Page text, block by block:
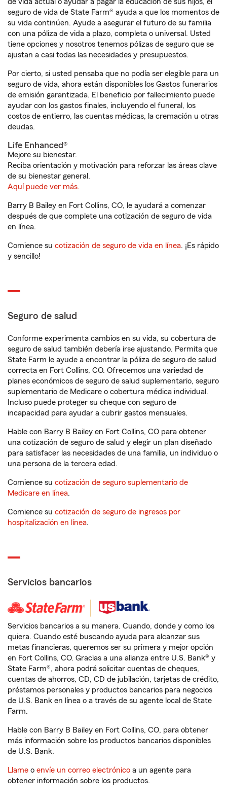
seguro de vida de State Farm® ayuda a que los momentos de
su vida continúen. Ayude a asegurar el futuro de su familia
con una póliza de vida a plazo, completa o universal. Usted
tiene opciones y nosotros tenemos pólizas de seguro que se
ajustan a casi todas las necesidades y presupuestos.
Por cierto, si usted pensaba que no podía ser elegible para un
seguro de vida, ahora están disponibles los Gastos funerarios
de emisión garantizada. El beneficio por fallecimiento puede
ayudar con los gastos finales, incluyendo el funeral, los
costos de entierro, las cuentas médicas, la cremación u otras
deudas.
Life Enhanced®
Mejore su bienestar.
Reciba orientación y motivación para reforzar las áreas clave
de su bienestar general.
Aquí puede ver más.
Barry B Bailey en Fort Collins, CO, le ayudará a comenzar
después de que complete una cotización de seguro de vida
en línea.
Comience su cotización de seguro de vida en línea. ¡Es rápido
y sencillo!
Seguro de salud
Conforme experimenta cambios en su vida, su cobertura de
seguro de salud también debería irse ajustando. Permita que
State Farm le ayude a encontrar la póliza de seguro de salud
correcta en Fort Collins, CO. Ofrecemos una variedad de
planes económicos de seguro de salud suplementario, seguro
suplementario de Medicare o cobertura médica individual.
Incluso puede proteger su cheque con seguro de
incapacidad para ayudar a cubrir gastos mensuales.
Hable con Barry B Bailey en Fort Collins, CO para obtener
una cotización de seguro de salud y elegir un plan diseñado
para satisfacer las necesidades de una familia, un individuo o
una persona de la tercera edad.
Comience su cotización de seguro suplementario de
Medicare en línea.
Comience su cotización de seguro de ingresos por
hospitalización en línea.
Servicios bancarios
Servicios bancarios a su manera. Cuando, donde y como los
quiera. Cuando esté buscando ayuda para alcanzar sus
metas financieras, queremos ser su primera y mejor opción
en Fort Collins, CO. Gracias a una alianza entre U.S. Bank® y
State Farm®, ahora podrá solicitar cuentas de cheques,
cuentas de ahorros, CD, CD de jubilación, tarjetas de crédito,
préstamos personales y productos bancarios para negocios
de U.S. Bank en línea o a través de su agente local de State
Farm.
Hable con Barry B Bailey en Fort Collins, CO, para obtener
más información sobre los productos bancarios disponibles
de U.S. Bank.
Llame o envíe un correo electrónico a un agente para
obtener información sobre los productos.